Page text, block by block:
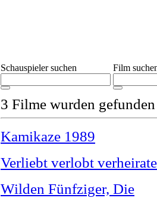
Schauspieler suchen Film
3 Filme wurden
Kamikaze 1989
Verliebt verlobt
Wilden Fünfziger, Die